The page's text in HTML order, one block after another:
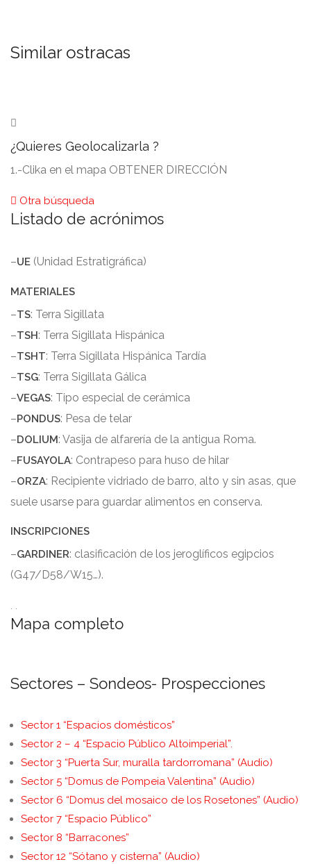
Similar ostracas
¿Quieres Geolocalizarla ?
1.-Clika en el mapa OBTENER DIRECCIÓN
Otra búsqueda
Listado de acrónimos
–UE (Unidad Estratigráfica)
MATERIALES
–TS: Terra Sigillata
–TSH: Terra Sigillata Hispánica
–TSHT: Terra Sigillata Hispánica Tardía
–TSG: Terra Sigillata Gálica
–VEGAS: Tipo especial de cerámica
–PONDUS: Pesa de telar
–DOLIUM: Vasija de alfarería de la antigua Roma.
–FUSAYOLA: Contrapeso para huso de hilar
–ORZA: Recipiente vidriado de barro, alto y sin asas, que
suele usarse para guardar alimentos en conserva.
INSCRIPCIONES
–GARDINER: clasificación de los jeroglíficos egipcios
(G47/D58/W15…).
. .
Mapa completo
Sectores – Sondeos- Prospecciones
Sector 1 “Espacios domésticos”
Sector 2 – 4 “Espacio Público Altoimperial”.
Sector 3 “Puerta Sur, muralla tardorromana” (Audio)
Sector 5 “Domus de Pompeia Valentina” (Audio)
Sector 6 “Domus del mosaico de los Rosetones” (Audio)
Sector 7 “Espacio Público”
Sector 8 “Barracones”
Sector 12 “Sótano y cisterna” (Audio)